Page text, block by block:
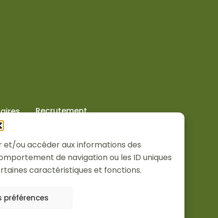
et/ou accéder aux informations des
de navigation ou les ID uniques
caractéristiques et fonctions.
préférences
Recrutement